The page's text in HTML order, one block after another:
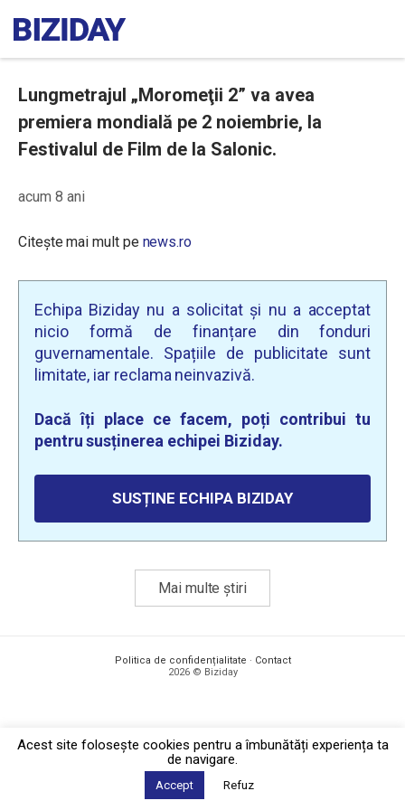
Lungmetrajul „Moromeţii 2” va avea
premiera mondială pe 2 noiembrie, la
Festivalul de Film de la Salonic.
acum 8 ani
Citește mai mult pe news.ro
Echipa Biziday nu a solicitat și nu a acceptat
nicio formă de finanțare din fonduri
guvernamentale. Spațiile de publicitate sunt
limitate, iar reclama neinvazivă.
Dacă îți place ce facem, poți contribui tu
pentru susținerea echipei Biziday.
SUSȚINE ECHIPA BIZIDAY
Mai multe știri
Politica de confidențialitate · Contact
2026 © Biziday
Acest site foloseşte cookies pentru a îmbunătăți experiența ta
de navigare.
Accept Refuz